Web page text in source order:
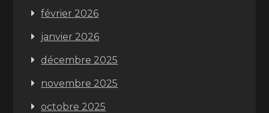
février 2026
janvier 2026
décembre 2025
novembre 2025
octobre 2025